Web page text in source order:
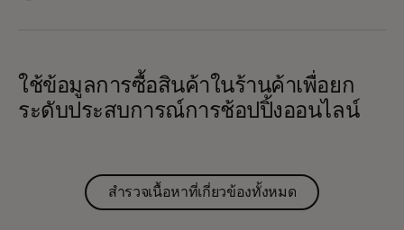
ใช้ข้อมูลการซื้อสินค้าในร้านค้าเพื่อยก
ระดับประสบการณ์การช้อปปิ้งออนไลน์
สำรวจเนื้อหาที่เกี่ยวข้องทั้งหมด